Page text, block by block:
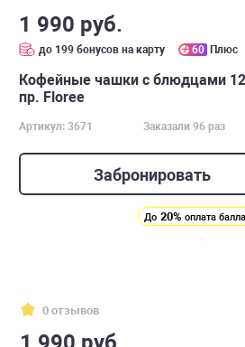
1 990 руб.
до 199 бонусов на карту 60 Плюс
Кофейные чашки с блюдцами
пр. Floree
Артикул: 3671 Заказали 96 раз
Забронировать
До 20% оплата
0 отзывов